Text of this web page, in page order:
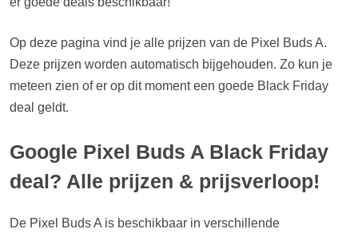
Op deze pagina vind je alle prijzen van de Pixel Buds A.
Deze prijzen worden automatisch bijgehouden. Zo kun je
meteen zien of er op dit moment een goede Black Friday
deal geldt.
Google Pixel Buds A Black Friday
deal? Alle prijzen & prijsverloop!
De Pixel Buds A is beschikbaar in verschillende